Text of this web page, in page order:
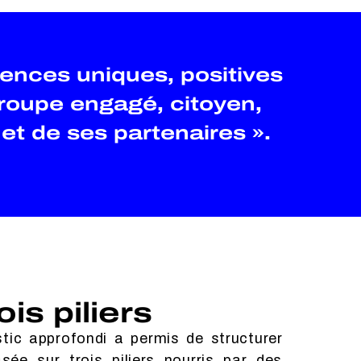
uniques, positives
engagé, citoyen,
de ses partenaires ».
piliers